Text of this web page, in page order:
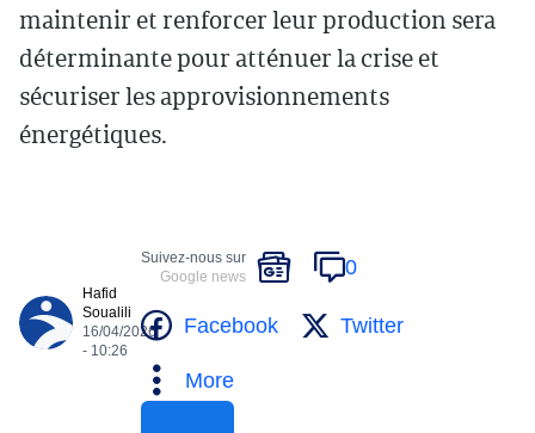
maintenir et renforcer leur production sera
déterminante pour atténuer la crise et
sécuriser les approvisionnements
énergétiques.
Hafid
Soualili
16/04/2026
- 10:26
Suivez-nous sur
Google news
0
Facebook Twitter
More